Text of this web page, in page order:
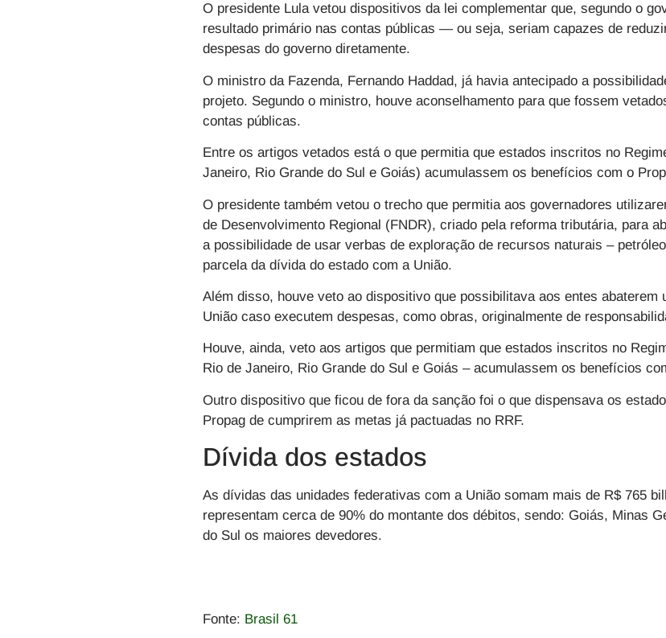
O presidente Lula vetou dispositivos da lei complementar que, segundo o
resultado primário nas contas públicas — ou seja, seriam capazes de
despesas do governo diretamente.
O ministro da Fazenda, Fernando Haddad, já havia antecipado a
projeto. Segundo o ministro, houve aconselhamento para que fossem
contas públicas.
Entre os artigos vetados está o que permitia que estados inscritos no
Janeiro, Rio Grande do Sul e Goiás) acumulassem os benefícios com o
O presidente também vetou o trecho que permitia aos governadores
de Desenvolvimento Regional (FNDR), criado pela reforma tributária, para
a possibilidade de usar verbas de exploração de recursos naturais –
parcela da dívida do estado com a União.
Além disso, houve veto ao dispositivo que possibilitava aos entes
União caso executem despesas, como obras, originalmente de
Houve, ainda, veto aos artigos que permitiam que estados inscritos no
Rio de Janeiro, Rio Grande do Sul e Goiás – acumulassem os benefícios
Outro dispositivo que ficou de fora da sanção foi o que dispensava os
Propag de cumprirem as metas já pactuadas no RRF.
Dívida dos estados
As dívidas das unidades federativas com a União somam mais de R$ 765
representam cerca de 90% do montante dos débitos, sendo: Goiás, Minas
do Sul os maiores devedores.
Fonte: Brasil 61